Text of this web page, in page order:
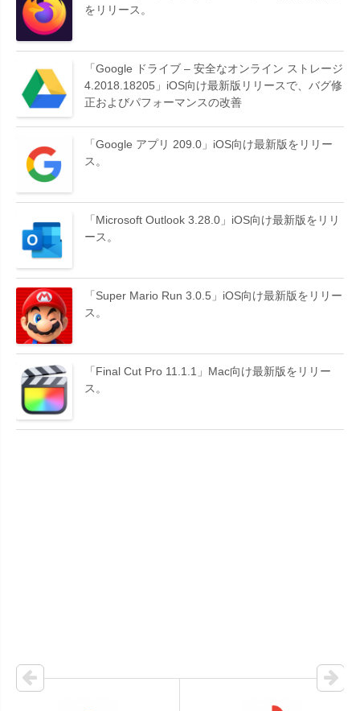
をリリース。
「Google ドライブ – 安全なオンライン ストレージ
4.2018.18205」iOS向け最新版リリースで、バグ修
正およびパフォーマンスの改善
「Google アプリ 209.0」iOS向け最新版をリリー
ス。
「Microsoft Outlook 3.28.0」iOS向け最新版をリリ
ース。
「Super Mario Run 3.0.5」iOS向け最新版をリリー
ス。
「Final Cut Pro 11.1.1」Mac向け最新版をリリー
ス。